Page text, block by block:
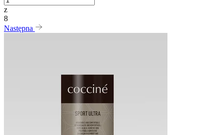
z
8
Następna